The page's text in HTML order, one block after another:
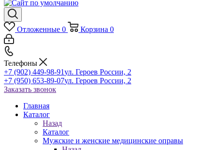
Отложенные 0 Корзина 0
Телефоны
+7 (902) 449-98-91ул. Героев России, 2
+7 (950) 653-89-07ул. Героев России, 2
Заказать звонок
Главная
Каталог
Назад
Каталог
Мужские и женские медицинские оправы